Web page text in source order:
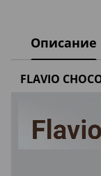
Описание
FLAVIO